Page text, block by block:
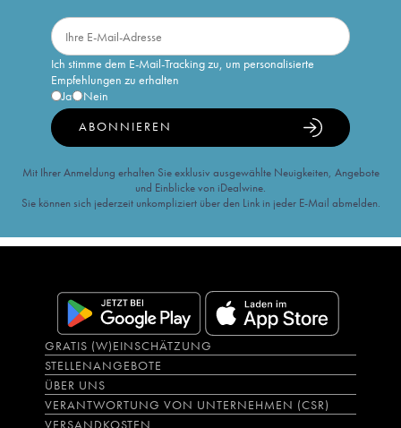
Ich stimme dem E-Mail-Tracking zu, um personalisierte
Empfehlungen zu erhalten
Ja
Nein
ABONNIEREN
Mit Ihrer Anmeldung erhalten Sie exklusiv ausgewählte Neuigkeiten, Angebote
und Einblicke von iDealwine.
Sie können sich jederzeit unkompliziert über den Link in jeder E-Mail abmelden.
GRATIS (W)EINSCHÄTZUNG
STELLENANGEBOTE
ÜBER UNS
VERANTWORTUNG VON UNTERNEHMEN (CSR)
VERSANDKOSTEN